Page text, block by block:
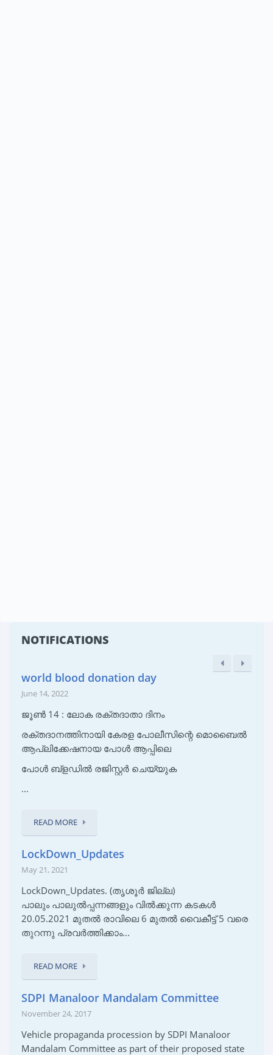
NOTIFICATIONS
world blood donation day
June 14, 2022
ജൂൺ 14 : ലോക രക്തദാതാ ദിനം
രക്തദാനത്തിനായി കേരള പോലീസിന്റെ മൊബൈൽ
ആപ്ലിക്കേഷനായ പോൾ ആപ്പിലെ
പോൾ ബ്‌ളഡിൽ രജിസ്റ്റർ ചെയ്യുക
...
READ MORE
LockDown_Updates
May 21, 2021
LockDown_Updates. (തൃശൂർ ജില്ല)
പാലും പാലുൽപ്പന്നങ്ങളും വിൽക്കുന്ന കടകൾ
20.05.2021 മുതൽ രാവിലെ 6 മുതൽ വൈകീട്ട് 5 വരെ
തുറന്നു പ്രവർത്തിക്കാം...
READ MORE
SDPI Manaloor Mandalam Committee
November 24, 2017
Vehicle propaganda procession by SDPI Manaloor
Mandalam Committee as part of their proposed state